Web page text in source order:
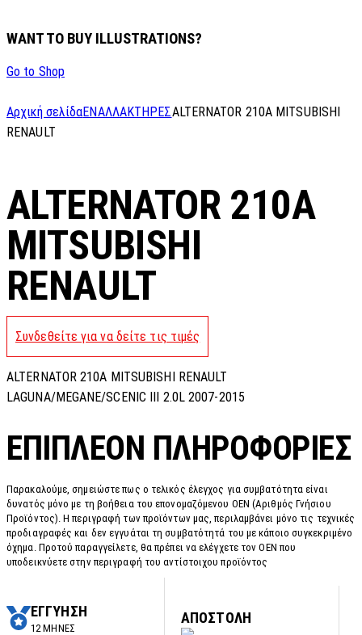
WANT TO BUY ILLUSTRATIONS?
Go to Shop
Αρχική σελίδαΕΝΑΛΛΑΚΤΗΡΕΣALTERNATOR 210A MITSUBISHI
RENAULT
ALTERNATOR 210A
MITSUBISHI
RENAULT
Συνδεθείτε για να δείτε τις τιμές
ALTERNATOR 210A MITSUBISHI RENAULT
LAGUNA/MEGANE/SCENIC III 2.0L 2007-2015
ΕΠΙΠΛΈΟΝ ΠΛΗΡΟΦΟΡΊΕΣ
Παρακαλούμε, σημειώστε πως ο τελικός έλεγχος για συμβατότητα είναι
δυνατός μόνο με τη βοήθεια του επονομαζόμενου OEN (Αριθμός Γνήσιου
Προϊόντος). Η περιγραφή των προϊόντων μας, περιλαμβάνει μόνο τις τεχνικές
προδιαγραφές και δεν εγγυάται τη συμβατότητά του με κάποιο συγκεκριμένο
όχημα. Προτού παραγγείλετε, θα πρέπει να ελέγχετε τον OEN που
υποδεικνύετε στην περιγραφή του αντίστοιχου προϊόντος
ΕΓΓΥΗΣΗ
12 ΜΗΝΕΣ
ΑΠΟΣΤΟΛΗ